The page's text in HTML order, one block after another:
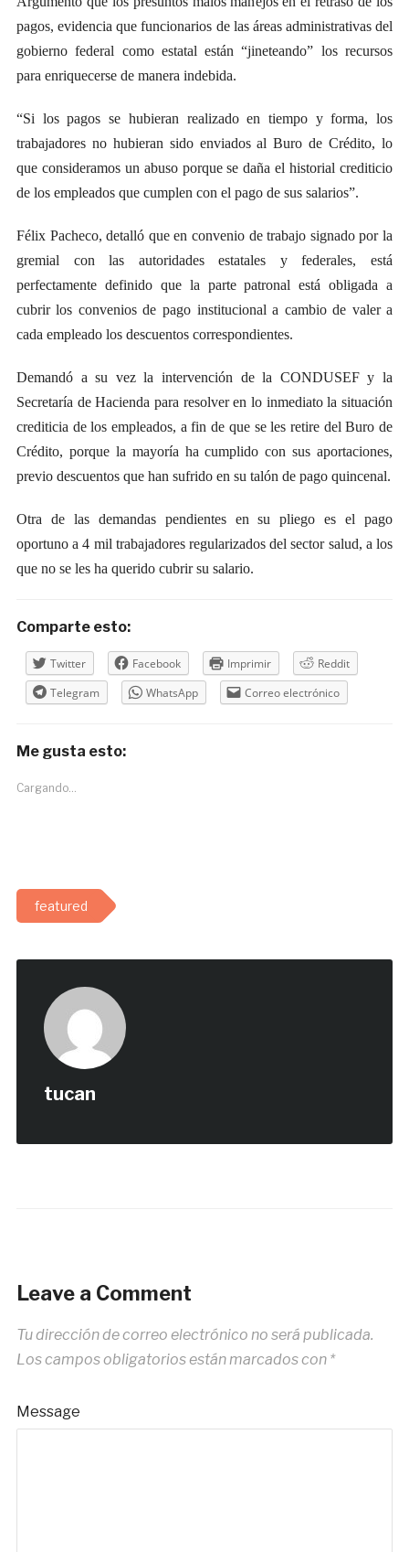
pagos, evidencia que funcionarios de las áreas administrativas del
gobierno federal como estatal están “jineteando” los recursos
para enriquecerse de manera indebida.
“Si los pagos se hubieran realizado en tiempo y forma, los
trabajadores no hubieran sido enviados al Buro de Crédito, lo
que consideramos un abuso porque se daña el historial crediticio
de los empleados que cumplen con el pago de sus salarios”.
Félix Pacheco, detalló que en convenio de trabajo signado por la
gremial con las autoridades estatales y federales, está
perfectamente definido que la parte patronal está obligada a
cubrir los convenios de pago institucional a cambio de valer a
cada empleado los descuentos correspondientes.
Demandó a su vez la intervención de la CONDUSEF y la
Secretaría de Hacienda para resolver en lo inmediato la situación
crediticia de los empleados, a fin de que se les retire del Buro de
Crédito, porque la mayoría ha cumplido con sus aportaciones,
previo descuentos que han sufrido en su talón de pago quincenal.
Otra de las demandas pendientes en su pliego es el pago
oportuno a 4 mil trabajadores regularizados del sector salud, a los
que no se les ha querido cubrir su salario.
Comparte esto:
Twitter Facebook Imprimir
Reddit
Telegram
WhatsApp Correo electrónico
Me gusta esto:
Cargando...
featured
tucan
Leave a Comment
Tu dirección de correo electrónico no será publicada.
Los campos obligatorios están marcados con *
Message